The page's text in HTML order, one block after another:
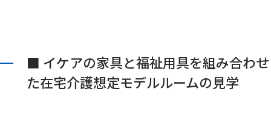
■ イケアの家具と福祉用具を組み合わせ
た在宅介護想定モデルルームの見学